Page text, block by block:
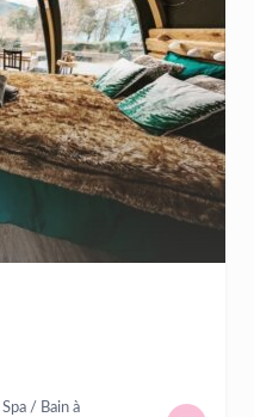
Spa / Bain à